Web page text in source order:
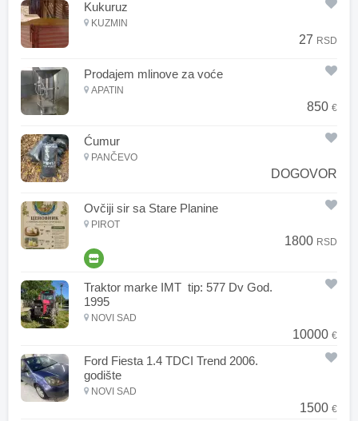
Kukuruz
KUZMIN
27 RSD
Prodajem mlinove za voće
APATIN
850 €
Ćumur
PANČEVO
DOGOVOR
Ovčiji sir sa Stare Planine
PIROT
1800 RSD
Traktor marke IMT tip: 577 Dv God.
1995
NOVI SAD
10000 €
Ford Fiesta 1.4 TDCI Trend 2006.
godište
NOVI SAD
1500 €